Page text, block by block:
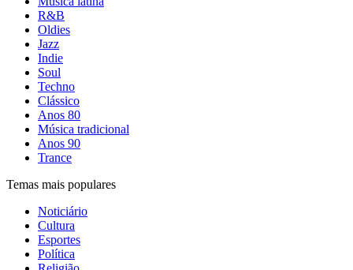
R&B
Oldies
Jazz
Indie
Soul
Techno
Clássico
Anos 80
Música tradicional
Anos 90
Trance
Temas mais populares
Noticiário
Cultura
Esportes
Política